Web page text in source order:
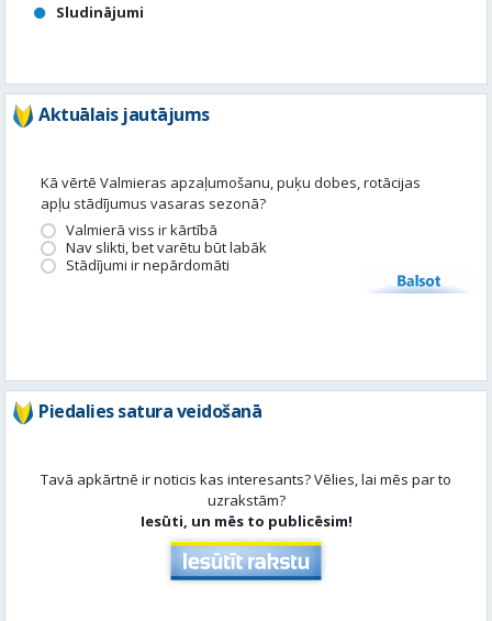
Sludinājumi
Aktuālais jautājums
Kā vērtē Valmieras apzaļumošanu, puķu dobes, rotācijas
apļu stādījumus vasaras sezonā?
Valmierā viss ir kārtībā
Nav slikti, bet varētu būt labāk
Stādījumi ir nepārdomāti
Balsot
Piedalies satura veidošanā
Tavā apkārtnē ir noticis kas interesants? Vēlies, lai mēs par to
uzrakstām?
Iesūti, un mēs to publicēsim!